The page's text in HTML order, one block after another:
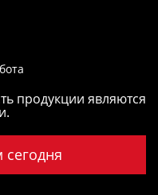
продукции являются